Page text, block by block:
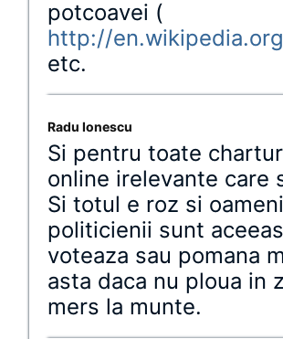
potcoavei (
http://
etc.
Radu Ionescu
Si pentru toate
online irelevante care
Si totul e roz si
politicienii sunt
voteaza sau pomana
asta daca nu ploua in
mers la munte.